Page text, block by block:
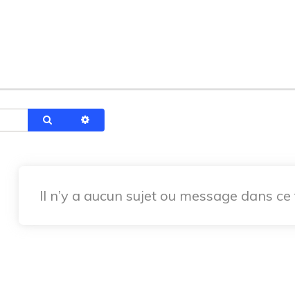
Rechercher
Il n’y a aucun sujet ou message dans